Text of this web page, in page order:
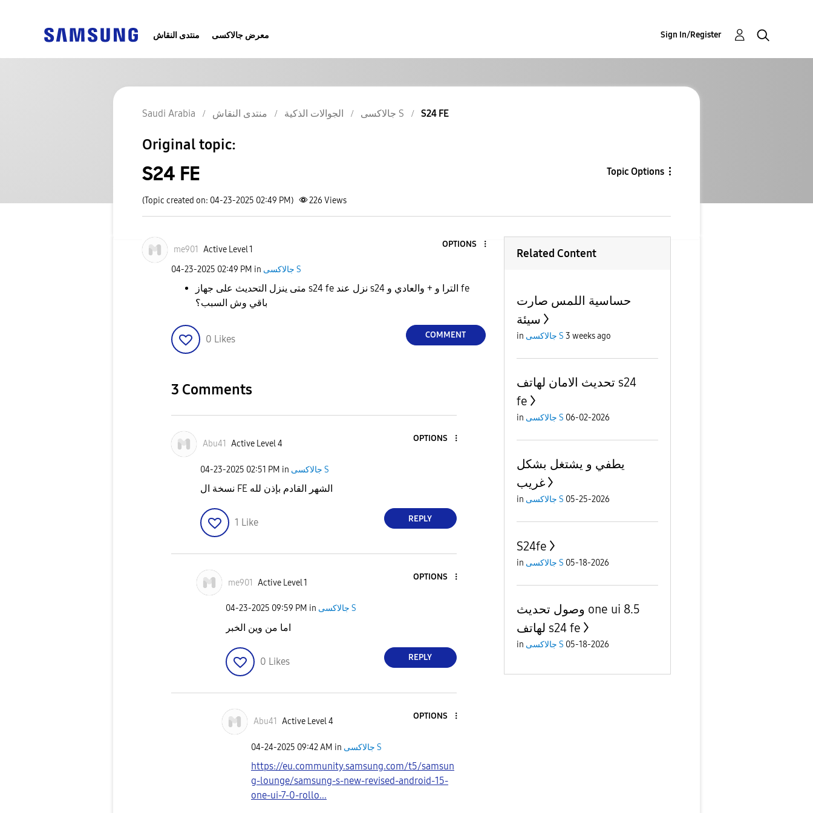
منتدى النقاش معرض جالاكسى Sign In/Register
Saudi Arabia منتدى النقاش الجوالات الذكية جالاكسى S S24 FE
Original topic:
S24 FE Topic Options
(Topic created on: 04-23-2025 02:49 PM) 226 Views
me901 Active Level 1
OPTIONS
‎04-23-2025 02:49 PM in جالاكسى S
متى ينزل التحديث على جهاز s24 fe نزل عند s24 الترا و + والعادي و fe
باقي وش السبب؟
0 Likes COMMENT
3 Comments
Abu41 Active Level 4
OPTIONS
‎04-23-2025 02:51 PM in جالاكسى S
نسخة ال FE الشهر القادم بإذن لله
1 Like REPLY
me901 Active Level 1
OPTIONS
‎04-23-2025 09:59 PM in جالاكسى S
اما من وين الخبر
0 Likes REPLY
Abu41 Active Level 4
OPTIONS
‎04-24-2025 09:42 AM in جالاكسى S
https://eu.community.samsung.com/t5/samsun
g-lounge/samsung-s-new-revised-android-15-
one-ui-7-0-rollo...
Related Content
حساسية اللمس صارت
سيئة
in جالاكسى S 3 weeks ago
تحديث الامان لهاتف s24
fe
in جالاكسى S 06-02-2026
يطفي و يشتغل بشكل
غريب
in جالاكسى S 05-25-2026
S24fe
in جالاكسى S 05-18-2026
وصول تحديث one ui 8.5
لهاتف s24 fe
in جالاكسى S 05-18-2026